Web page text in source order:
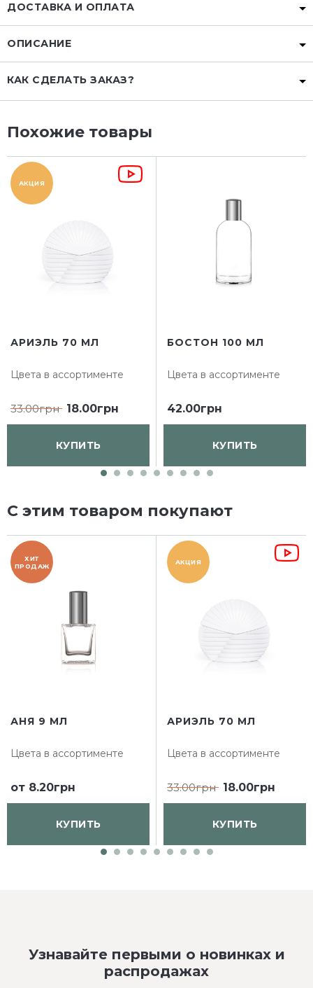
ДОСТАВКА И ОПЛАТА
ОПИСАНИЕ
КАК СДЕЛАТЬ ЗАКАЗ?
Похожие товары
АКЦИЯ
АРИЭЛЬ 70 МЛ
Цвета в ассортименте
33.00грн 18.00грн
КУПИТЬ
БОСТОН 100 МЛ
Цвета в ассортименте
42.00грн
КУПИТЬ
С этим товаром покупают
ХИТ
ПРОДАЖ
АНЯ 9 МЛ
Цвета в ассортименте
от 8.20грн
КУПИТЬ
АКЦИЯ
АРИЭЛЬ 70 МЛ
Цвета в ассортименте
33.00грн 18.00грн
КУПИТЬ
Узнавайте первыми о новинках и
распродажах